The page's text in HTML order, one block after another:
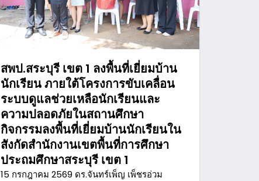
สพป.สระบุรี เขต 1 ลงพื้นที่เยี่ยมบ้าน
นักเรียน ภายใต้โครงการขับเคลื่อน
ระบบดูแลช่วยเหลือนักเรียนและ
ความปลอดภัยในสถานศึกษา
กิจกรรมลงพื้นที่เยี่ยมบ้านนักเรียนใน
สังกัดสำนักงานเขตพื้นที่การศึกษา
ประถมศึกษาสระบุรี เขต 1
15 กรกฎาคม 2569 ดร.จันทร์เพ็ญ เพ็ชรอ่วม